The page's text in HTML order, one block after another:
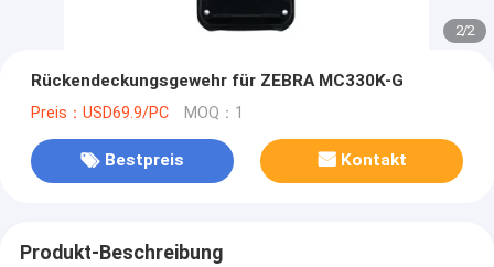
2/2
Rückendeckungsgewehr für ZEBRA MC330K-G
Preis：USD69.9/PC MOQ：1
Bestpreis Kontakt
Produkt-Beschreibung